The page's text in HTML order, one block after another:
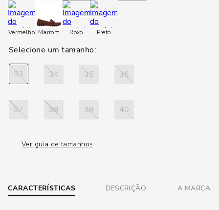
Vermelho Marrom Roxo Preto
33 34 35 36
37 38 39 40
Ver guia de tamanhos
CARACTERÍSTICAS DESCRIÇÃO A MARCA